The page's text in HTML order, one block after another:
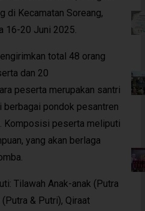
di Kecamatan Soreang,
16-20 Juni 2025.
total 48 orang
dan 20
peserta merupakan santri
berbagai pondok pesantren
Komposisi peserta meliputi
yang akan berlaga
Tilawah Anak-anak (Putra
& Putri), Qiraat